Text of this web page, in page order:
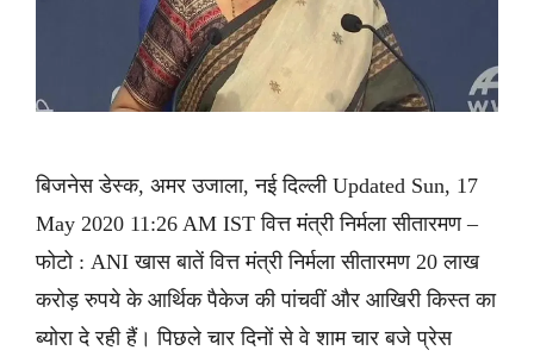
बिजनेस डेस्क, अमर उजाला, नई दिल्ली Updated Sun, 17
May 2020 11:26 AM IST वित्त मंत्री निर्मला सीतारमण –
फोटो : ANI खास बातें वित्त मंत्री निर्मला सीतारमण 20 लाख
करोड़ रुपये के आर्थिक पैकेज की पांचवीं और आखिरी किस्त का
ब्योरा दे रही हैं। पिछले चार दिनों से वे शाम चार बजे प्रेस